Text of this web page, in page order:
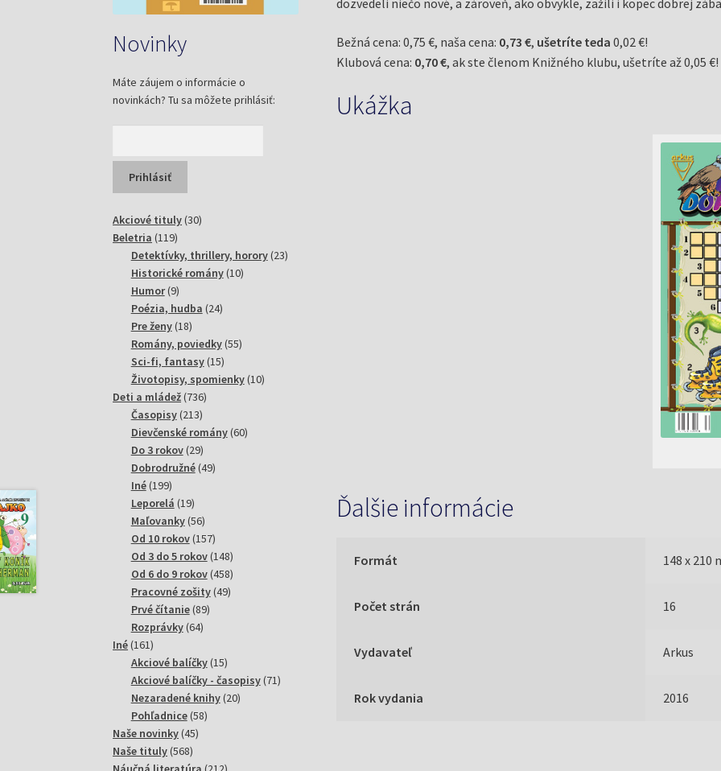
Bežná cena: 0,75 €, naša cena: 0,73 €, ušetríte teda 0,02 €!
Klubová cena: 0,70 €, ak ste členom Knižného klubu, ušetríte až 0,05 €!
Ukážka
Ďalšie informácie
Formát 148 x 210
Počet strán 16
Vydavateľ Arkus
Rok vydania 2016
Novinky
Máte záujem o informácie o
novinkách? Tu sa môžete prihlásiť:
Akciové tituly 3030
Beletria 119119
produktov
Detektívky, thrillery, horory 2323
Historické romány 1010
Humor 99
produktov
Poézia, hudba 2424
Pre ženy 1818
produktov
Romány, poviedky 5555
Sci-fi, fantasy 1515
produktov
Životopisy, spomienky 1010
Deti a mládež 736736
Časopisy 213213
produktov
Dievčenské romány 6060
Do 3 rokov 2929
produktov
Dobrodružné 4949
Iné 199199
produktov
Leporelá 1919
produktov
Maľovanky 5656
produktov
Od 10 rokov 157157
produktov
Od 3 do 5 rokov 148148
produktov
Od 6 do 9 rokov 458458
produktov
Pracovné zošity 4949
Prvé čítanie 8989
Rozprávky 6464
Iné 161161
produktov
Akciové balíčky 1515
produktov
Akciové balíčky - časopisy 7171
Nezaradené knihy 2020
Pohľadnice 5858
Naše novinky 4545
Naše tituly 568568
produktov
212